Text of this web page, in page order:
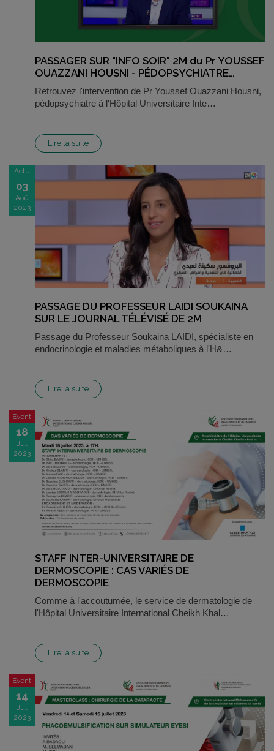
PASSAGER SUR "INFO SOIR" 2M du Pr YOUSSEF
OUAZZANI HOUSNI - PÉDOPSYCHIATRE…
Retrouvez l'intervention de Pr Youssef Ouazzani Housni,
pédopsychiatre à l'Hôpital Universitaire Inte…
Lire la suite
Actu
03
Aoû
2023
PASSAGE DU PROFESSEUR LAIDI SOUKAINA
SUR LE JOURNAL TÉLÉVISÉ DE 2M
Passage du Professeur Soukaina LAIDI, spécialiste en
endocrinologie et maladies métaboliques à l'H&…
Lire la suite
Event
18
Jul
2023
STAFF INTER-UNIVERSITAIRE DE
DERMOSCOPIE : CAS VARIÉS DE
DERMOSCOPIE
Comme à l'accoutumée, le service de dermatologie de
l'Hôpital Universitaire International Cheikh Khal…
Lire la suite
Event
14
Jul
2023